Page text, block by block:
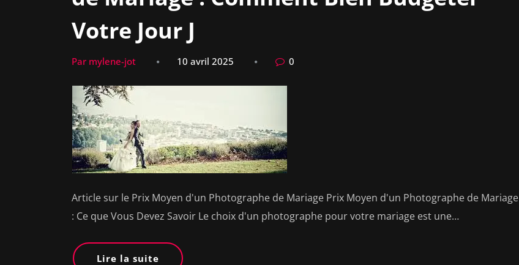
Votre Jour J
Par mylene-jot 10 avril 2025 0
Article sur le Prix Moyen d'un Photographe de Mariage Prix Moyen d'un Photographe de Mariage
: Ce que Vous Devez Savoir Le choix d'un photographe pour votre mariage est une…
Lire la suite